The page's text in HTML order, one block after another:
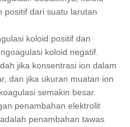
positif dari suatu larutan
koloid positif dan
koloid negatif.
jika konsentrasi ion dalam
dan jika ukuran muatan ion
semakin besar.
penambahan elektrolit
penambahan tawas